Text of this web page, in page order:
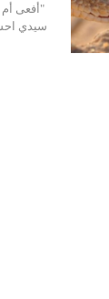
"أفعى
سيدي